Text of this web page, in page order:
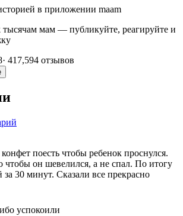
в приложении maam
тысячам мам — публикуйте, реагируйте и
· 417,594 отзывов
поесть чтобы ребенок проснулся.
он шевелился, а не спал. По итогу
30 минут. Сказали все прекрасно
успокоили